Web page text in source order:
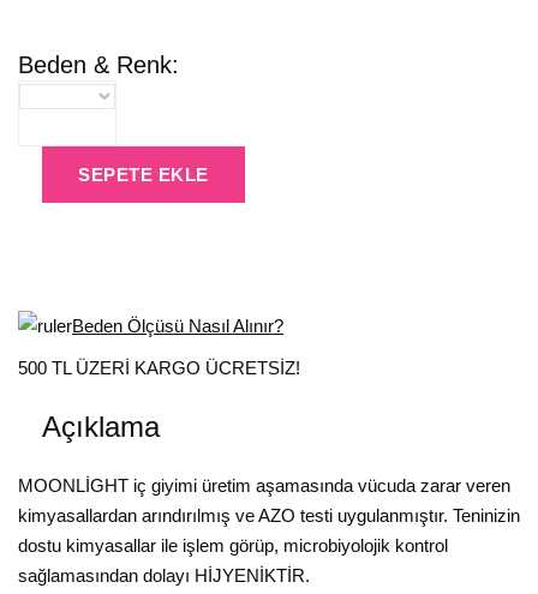
Beden & Renk:
SEPETE EKLE
Beden Ölçüsü Nasıl Alınır?
500 TL ÜZERİ KARGO ÜCRETSİZ!
Açıklama
MOONLİGHT iç giyimi üretim aşamasında vücuda zarar veren
kimyasallardan arındırılmış ve AZO testi uygulanmıştır. Teninizin
dostu kimyasallar ile işlem görüp, microbiyolojik kontrol
sağlamasından dolayı HİJYENİKTİR.